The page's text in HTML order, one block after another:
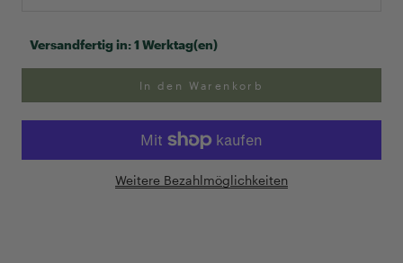
Versandfertig in:1 Werktag(en)
In den Warenkorb
Weitere Bezahlmöglichkeiten